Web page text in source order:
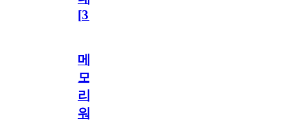
[31
메
모
리
워